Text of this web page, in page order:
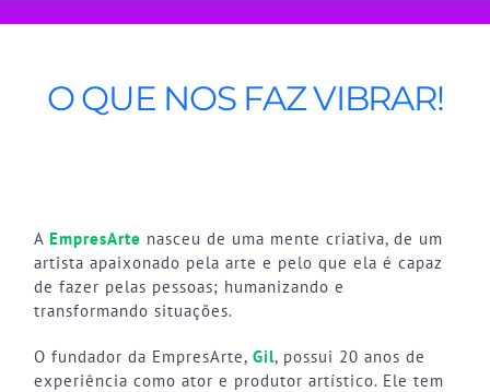
O QUE NOS FAZ VIBRAR!
AEmpresArte nasceu de uma mente criativa, de um
artista apaixonado pela arte e pelo que ela é capaz
de fazer pelas pessoas; humanizando e
transformando situações.
O fundador da EmpresArte,Gil, possui 20 anos de
experiência como ator e produtor artístico. Ele tem